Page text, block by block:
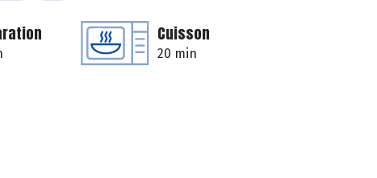
Cuisson
20 min